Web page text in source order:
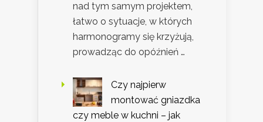
nad tym samym projektem,
łatwo o sytuacje, w których
harmonogramy się krzyżują,
prowadząc do opóźnień …
Czy najpierw
montować gniazdka
czy meble w kuchni – jak